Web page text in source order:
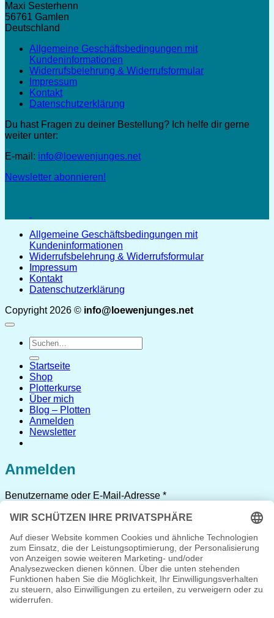
Maxi Sesterhenn
56761 Gamlen
Deutschland
Allgemeine Geschäftsbedingungen mit
Kundeninformationen
Widerrufsbelehrung & Widerrufsformular
Impressum
Kontakt
Datenschutzerklärung
Du hast Fragen zu deiner Bestellung? Ich helfe dir gerne
weiter unter:
E-mail: info@loewenjunges.net
Newsletter abonnieren!
Allgemeine Geschäftsbedingungen mit
Kundeninformationen
Widerrufsbelehrung & Widerrufsformular
Impressum
Kontakt
Datenschutzerklärung
Copyright 2026 © info@loewenjunges.net
Suchen
nach:
Startseite
Shop
Plotterkurse
Über mich
Blog – Plotten
Anmelden
Newsletter
Anmelden
Benutzername oder E-Mail-Adresse *Erforderlich
Angemeldet bleiben Anmelden
Passwort vergessen?
Registrieren